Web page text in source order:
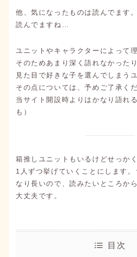
他、気になったものは読んでます
読んでますね…
ユニットやキャラクターによって
そのためあまり深く語れなかった
見た目で好きな子を選んでしまう
その点については、予めご了承く
当サイト開設時よりはかなり語れ
も）
箱推しユニットもいるけどせっか
1人ずつ挙げていくことにします
なり長いので、読みたいところか
大丈夫です。
目次